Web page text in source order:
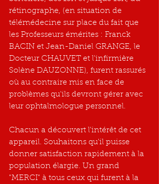
rétinographe, (en situation de
télémédecine sur place du fait que
les Professeurs émérites : Franck
BACIN et Jean-Daniel GRANGE, le
Docteur CHAUVET et l'infirmière
Solène DAUZONNE), furent rassurés
où au contraire mis en face de
problèmes qu'ils devront gérer avec
leur ophtalmologue personnel.
Chacun a découvert l'intérêt de cet
appareil. Souhaitons qu'il puisse
donner satisfaction rapidement à la
population élargie. Un grand
"MERCI" à tous ceux qui furent à la